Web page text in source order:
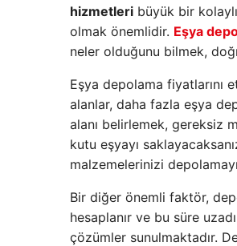
hizmetleri büyük bir
olmak önemlidir. Eşya
neler olduğunu bilmek,
Eşya depolama fiyatlarını
alanlar, daha fazla eşya
alanı belirlemek, gereksiz
kutu eşyayı
malzemelerinizi
Bir diğer önemli faktör,
hesaplanır ve bu süre
çözümler sunulmaktadır.